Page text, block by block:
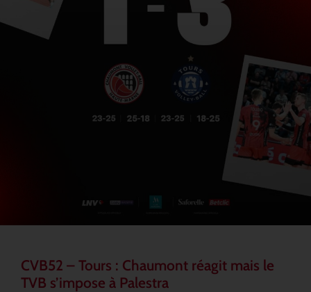
CVB52 – Tours : Chaumont réagit mais le
TVB s’impose à Palestra